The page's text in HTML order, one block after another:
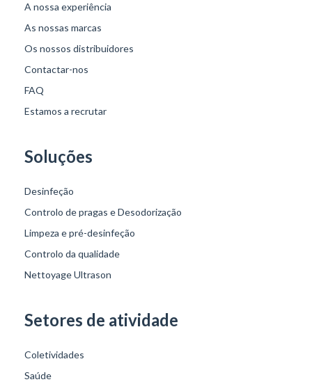
A nossa experiência
As nossas marcas
Os nossos distribuidores
Contactar-nos
FAQ
Estamos a recrutar
Soluções
Desinfeção
Controlo de pragas e Desodorização
Limpeza e pré-desinfeção
Controlo da qualidade
Nettoyage Ultrason
Setores de atividade
Coletividades
Saúde